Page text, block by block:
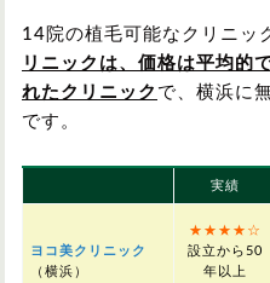
14院の植毛可能なクリニッ
リニックは、価格は平均的
れたクリニック で、横浜に
です。
実績
ヨコ美クリニック
（横浜）
★★★★☆
設立から50
年以上